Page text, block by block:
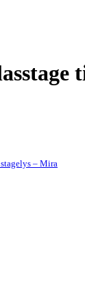
– Mira